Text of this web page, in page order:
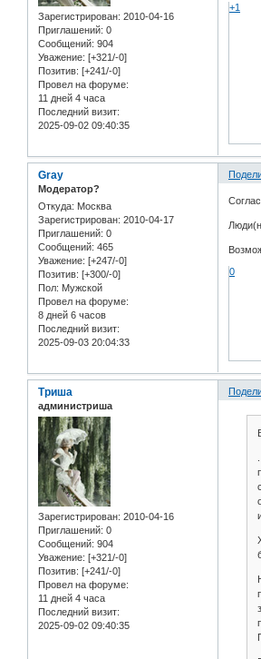
Зарегистрирован: 2010-04-16
Приглашений: 0
Сообщений: 904
Уважение: [+321/-0]
Позитив: [+241/-0]
Провел на форуме:
11 дней 4 часа
Последний визит:
2025-09-02 09:40:35
+1
Gray
Модератор?
Откуда: Москва
Зарегистрирован: 2010-04-17
Приглашений: 0
Сообщений: 465
Уважение: [+247/-0]
Позитив: [+300/-0]
Пол: Мужской
Провел на форуме:
8 дней 6 часов
Последний визит:
2025-09-03 20:04:33
0
Триша
администриша
Зарегистрирован: 2010-04-16
Приглашений: 0
Сообщений: 904
Уважение: [+321/-0]
Позитив: [+241/-0]
Провел на форуме:
11 дней 4 часа
Последний визит:
2025-09-02 09:40:35